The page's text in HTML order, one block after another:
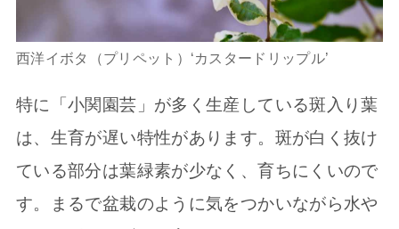
西洋イボタ（プリペット）‘カスタードリップル’
特に「小関園芸」が多く生産している斑入り葉
は、生育が遅い特性があります。斑が白く抜け
ている部分は葉緑素が少なく、育ちにくいので
す。まるで盆栽のように気をつかいながら水や